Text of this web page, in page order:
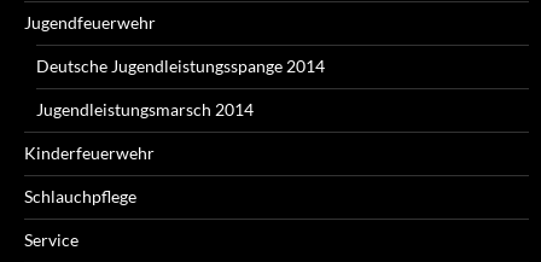
Jugendfeuerwehr
Deutsche Jugendleistungsspange 2014
Jugendleistungsmarsch 2014
Kinderfeuerwehr
Schlauchpflege
Service